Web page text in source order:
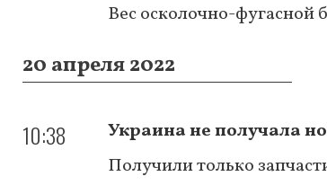
Вес осколочно-фугасной
20 апреля 2022
10:38
Украина не получала
Получили только